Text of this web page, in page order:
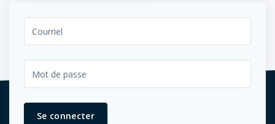
Se connecter